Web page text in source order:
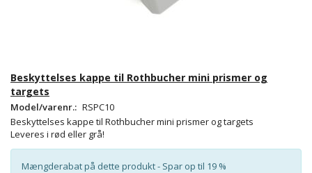
Beskyttelses kappe til Rothbucher mini prismer og
targets
Model/varenr.: RSPC10
Beskyttelses kappe til Rothbucher mini prismer og targets
Leveres i rød eller grå!
Mængderabat på dette produkt - Spar op til 19 %